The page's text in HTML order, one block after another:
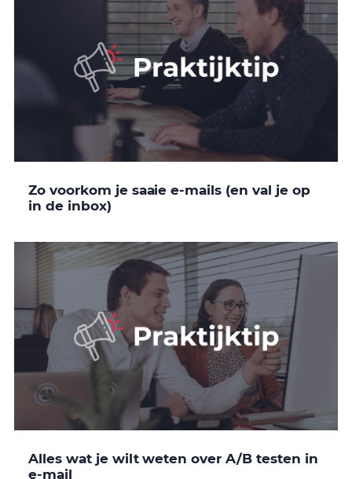
Zo voorkom je saaie e-mails (en val je op
in de inbox)
Alles wat je wilt weten over A/B testen in
e-mail